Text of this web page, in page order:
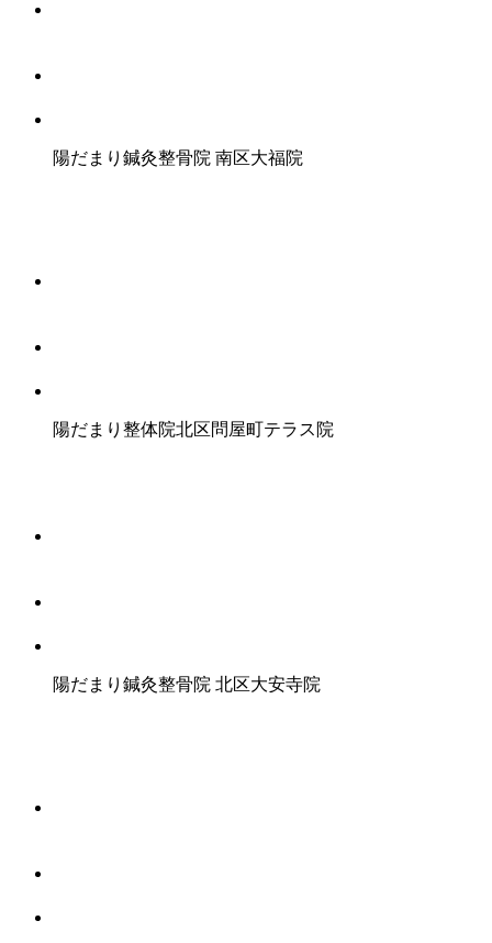
陽だまり鍼灸整骨院 南区大福院
陽だまり整体院北区問屋町テラス院
陽だまり鍼灸整骨院 北区大安寺院